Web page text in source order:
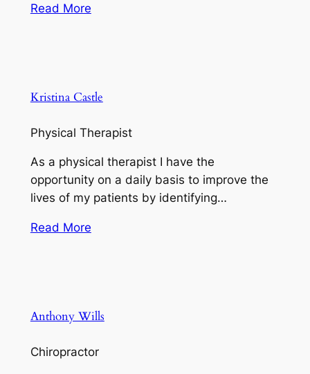
Read More
Kristina Castle
Physical Therapist
As a physical therapist I have the
opportunity on a daily basis to improve the
lives of my patients by identifying…
Read More
Anthony Wills
Chiropractor